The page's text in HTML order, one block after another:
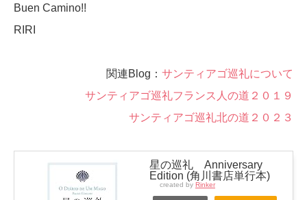
Buen Camino!!
RIRI
関連Blog： サンティアゴ巡礼について
サンティアゴ巡礼フランス人の道２０１９
サンティアゴ巡礼北の道２０２３
星の巡礼 Anniversary
Edition (角川書店単行本)
created by Rinker